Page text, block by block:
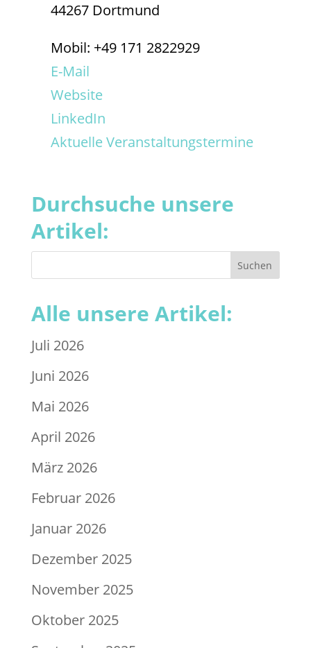
44267 Dortmund
Mobil: +49 171 2822929
E-Mail
Website
LinkedIn
Aktuelle Veranstaltungstermine
Durchsuche unsere
Artikel:
Alle unsere Artikel:
Juli 2026
Juni 2026
Mai 2026
April 2026
März 2026
Februar 2026
Januar 2026
Dezember 2025
November 2025
Oktober 2025